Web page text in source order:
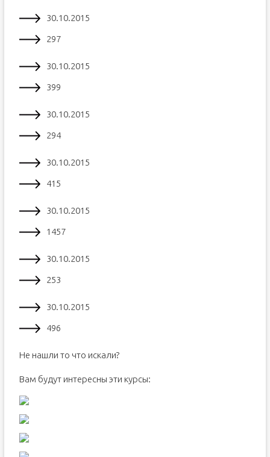
30.10.2015
297
30.10.2015
399
30.10.2015
294
30.10.2015
415
30.10.2015
1457
30.10.2015
253
30.10.2015
496
Не нашли то что искали?
Вам будут интересны эти курсы: